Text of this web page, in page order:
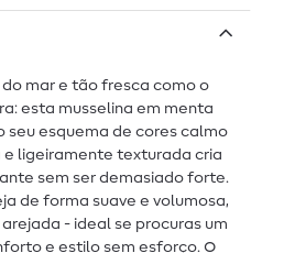
mar e tão fresca como o
esta musselina em menta
seu esquema de cores calmo
e ligeiramente texturada cria
sem ser demasiado forte.
de forma suave e volumosa,
- ideal se procuras um
e estilo sem esforço. O